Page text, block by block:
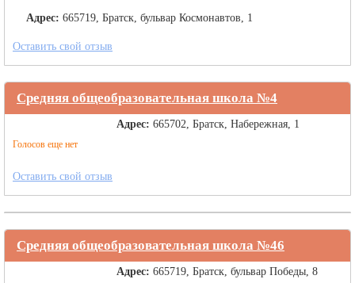
Адрес: 665719, Братск, бульвар Космонавтов, 1
Оставить свой отзыв
Средняя общеобразовательная школа №4
Голосов еще нет
Адрес: 665702, Братск, Набережная, 1
Оставить свой отзыв
Средняя общеобразовательная школа №46
Адрес: 665719, Братск, бульвар Победы, 8